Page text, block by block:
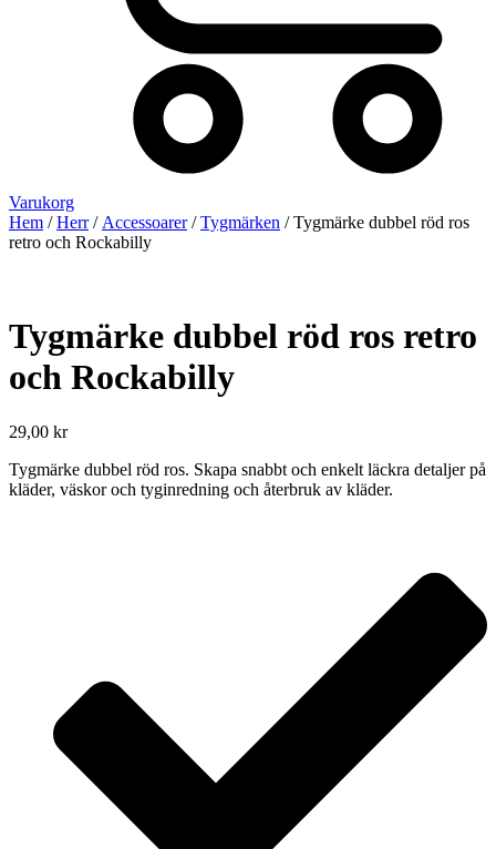
Varukorg
Hem /Herr/ Accessoarer/Tygmärken / Tygmärke dubbel röd ros
retro och Rockabilly
Tygmärke dubbel röd ros retro
och Rockabilly
29,00 kr
Tygmärke dubbel röd ros. Skapa snabbt och enkelt läckra detaljer på
kläder, väskor och tyginredning och återbruk av kläder.